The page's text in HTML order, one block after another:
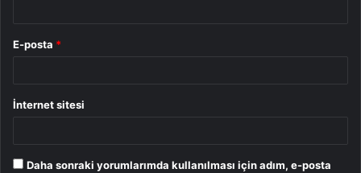
E-posta *
İnternet sitesi
Daha sonraki yorumlarımda kullanılması için adım, e-posta